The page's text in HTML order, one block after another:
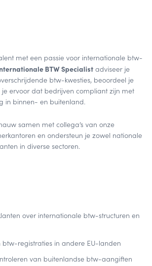
met een passie voor internationale btw-
BTW Specialist adviseer je
btw-kwesties, beoordeel je
je ervoor dat bedrijven compliant zijn met
in binnen- en buitenland.
samen met collega’s van onze
en ondersteun je zowel nationale
in diverse sectoren.
over internationale btw-structuren en
btw-registraties in andere EU-landen
van buitenlandse btw-aangiften